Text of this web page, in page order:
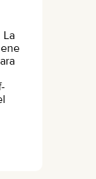
La